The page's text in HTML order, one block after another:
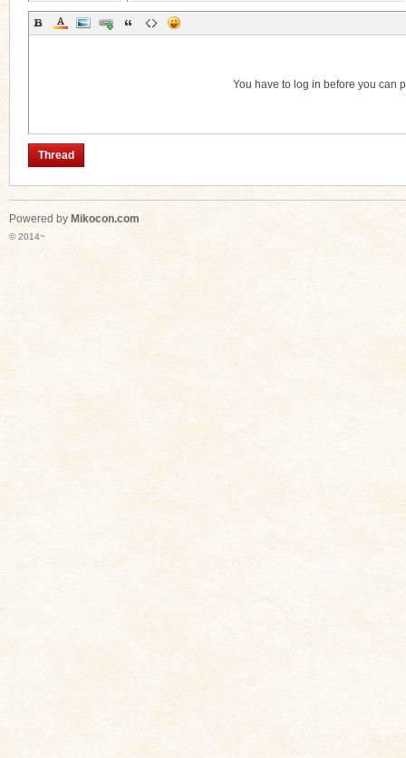
Thread
Category
You have to log in before you can
Thread
Powered by Mikocon.com
© 2014~